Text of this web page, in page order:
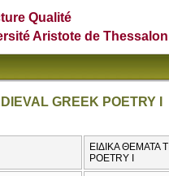
Qualité
Aristote de
GREEK POETRY I
ΕΙΔΙΚΑ ΘΕΜΑΤΑ
POETRY I